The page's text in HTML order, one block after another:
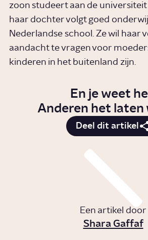
zoon studeert aan de
haar dochter volgt goed
Nederlandse school. Ze wil haar
aandacht te vragen voor
kinderen in het buitenland zijn.
En je weet
Anderen het laten
Deel dit artikel
Een artikel door
Shara Gaffaf